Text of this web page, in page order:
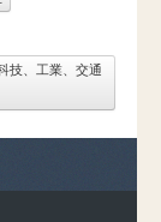
、工業、交通